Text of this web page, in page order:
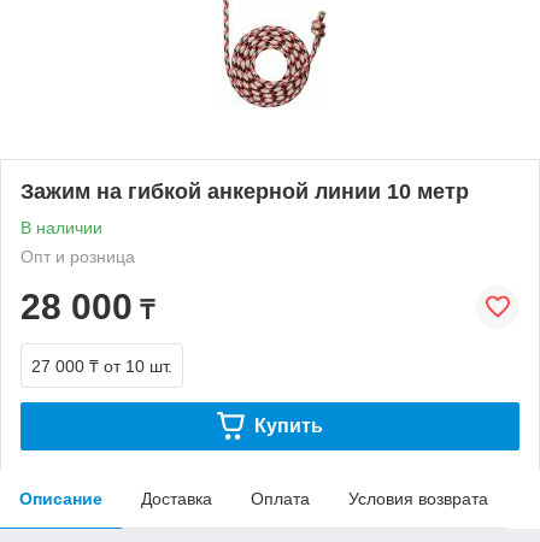
Зажим на гибкой анкерной линии 10 метр
В наличии
Опт и розница
28 000 ₸
27 000 ₸ от 10 шт.
Купить
Описание Доставка Оплата Условия возврата